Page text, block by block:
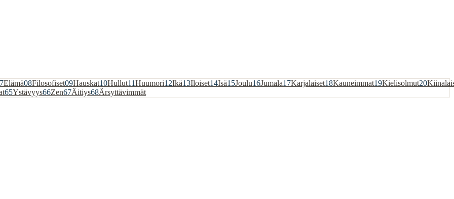
Elämä08Filosofiset09Hauskat10Hullut11Huumori12Ikä13Iloiset14Isä15Joulu16Jumala17Karjalaiset18Kauneimmat19Kielisolmut20
65Ystävyys66Zen67Äitiys68Ärsyttävimmät